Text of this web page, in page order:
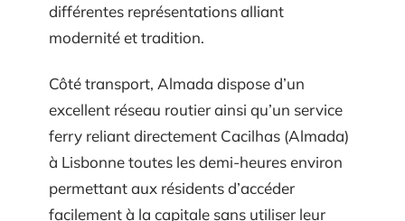
différentes représentations alliant
modernité et tradition.
Côté transport, Almada dispose d’un
excellent réseau routier ainsi qu’un service
ferry reliant directement Cacilhas (Almada)
à Lisbonne toutes les demi-heures environ
permettant aux résidents d’accéder
facilement à la capitale sans utiliser leur